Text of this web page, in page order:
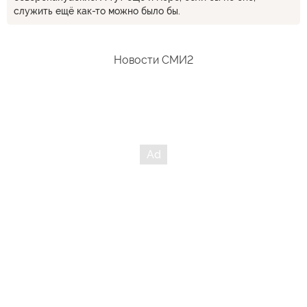
служить ещё как-то можно было бы.
Новости СМИ2